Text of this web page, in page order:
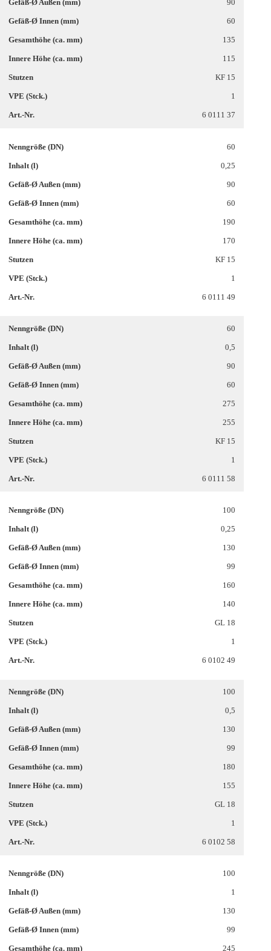
90
60
135
115
KF 15
1
6 0111 37
60
0,25
90
60
190
170
KF 15
1
6 0111 49
60
0,5
90
60
275
255
KF 15
1
6 0111 58
100
0,25
130
99
160
140
GL 18
1
6 0102 49
100
0,5
130
99
180
155
GL 18
1
6 0102 58
100
1
130
99
245